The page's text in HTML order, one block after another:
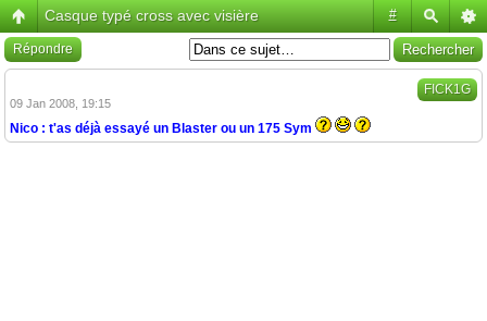
#
Casque typé cross avec visière
Répondre
FICK1G
09 Jan 2008, 19:15
Nico : t'as déjà essayé un Blaster ou un 175 Sym